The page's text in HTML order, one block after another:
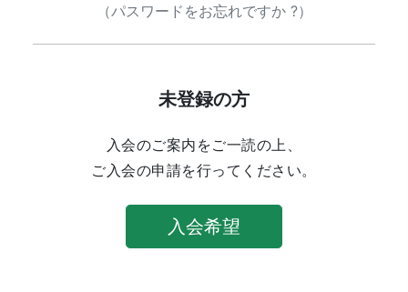
（パスワードをお忘れですか ?）
未登録の方
入会のご案内をご一読の上、
ご入会の申請を行ってください。
入会希望